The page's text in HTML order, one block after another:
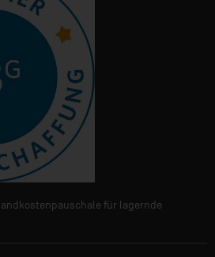
für lagernde